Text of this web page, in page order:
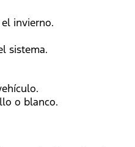
invierno.
sistema.
o blanco.